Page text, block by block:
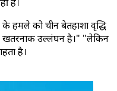
हमले को चीन बेतहाशा वृद्धि
खतरनाक उल्लंघन है।" "लेकिन
है।